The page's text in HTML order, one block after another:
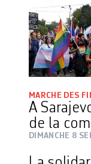
MARCHE DES
A
de la
DIMANCHE 8